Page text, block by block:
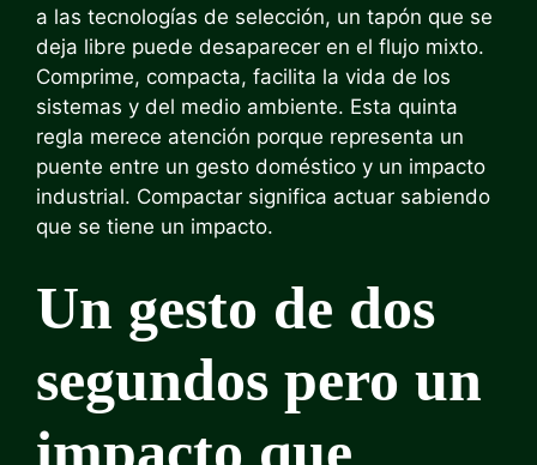
a las tecnologías de selección, un tapón que se
deja libre puede desaparecer en el flujo mixto.
Comprime, compacta, facilita la vida de los
sistemas y del medio ambiente. Esta quinta
regla merece atención porque representa un
puente entre un gesto doméstico y un impacto
industrial. Compactar significa actuar sabiendo
que se tiene un impacto.
Un gesto de dos
segundos pero un